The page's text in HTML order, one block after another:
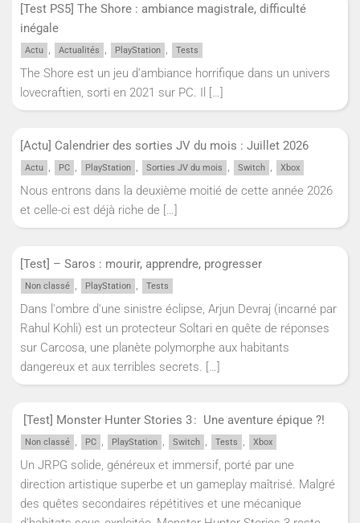
[Test PS5] The Shore : ambiance magistrale, difficulté
inégale
Actu Actualités PlayStation Tests
The Shore est un jeu d’ambiance horrifique dans un univers
lovecraftien, sorti en 2021 sur PC. Il […]
[Actu] Calendrier des sorties JV du mois : Juillet 2026
Actu , PC , PlayStation , Sorties JV du mois , Switch , Xbox
Nous entrons dans la deuxième moitié de cette année 2026
et celle-ci est déjà riche de […]
[Test] – Saros : mourir, apprendre, progresser
Non classé PlayStation Tests
Dans l'ombre d'une sinistre éclipse, Arjun Devraj (incarné par
Rahul Kohli) est un protecteur Soltari en quête de réponses
sur Carcosa, une planète polymorphe aux habitants
dangereux et aux terribles secrets.
[…]
[Test] Monster Hunter Stories 3 : Une aventure épique ?!
Non classé , PC , PlayStation , Switch , Tests , Xbox
Un JRPG solide, généreux et immersif, porté par une
direction artistique superbe et un gameplay maîtrisé. Malgré
des quêtes secondaires répétitives et une mécanique